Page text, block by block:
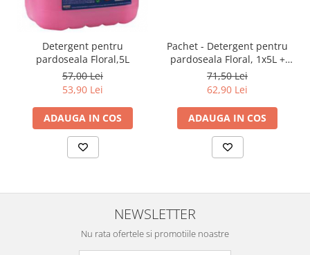
Detergent pentru
pardoseala Floral,5L
57,00 Lei
53,90 Lei
ADAUGA IN COS
Pachet - Detergent pentru
pardoseala Floral, 1x5L +
1x1L
71,50 Lei
62,90 Lei
ADAUGA IN COS
NEWSLETTER
Nu rata ofertele si promotiile noastre